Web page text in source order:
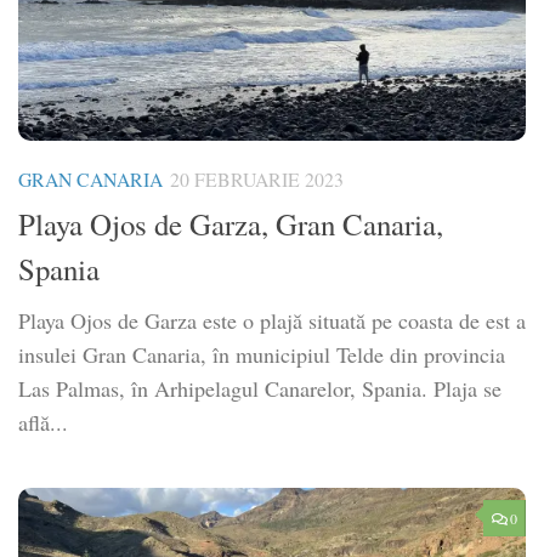
GRAN CANARIA 20 FEBRUARIE 2023
Playa Ojos de Garza, Gran Canaria,
Spania
Playa Ojos de Garza este o plajă situată pe coasta de est a
insulei Gran Canaria, în municipiul Telde din provincia
Las Palmas, în Arhipelagul Canarelor, Spania. Plaja se
află...
0